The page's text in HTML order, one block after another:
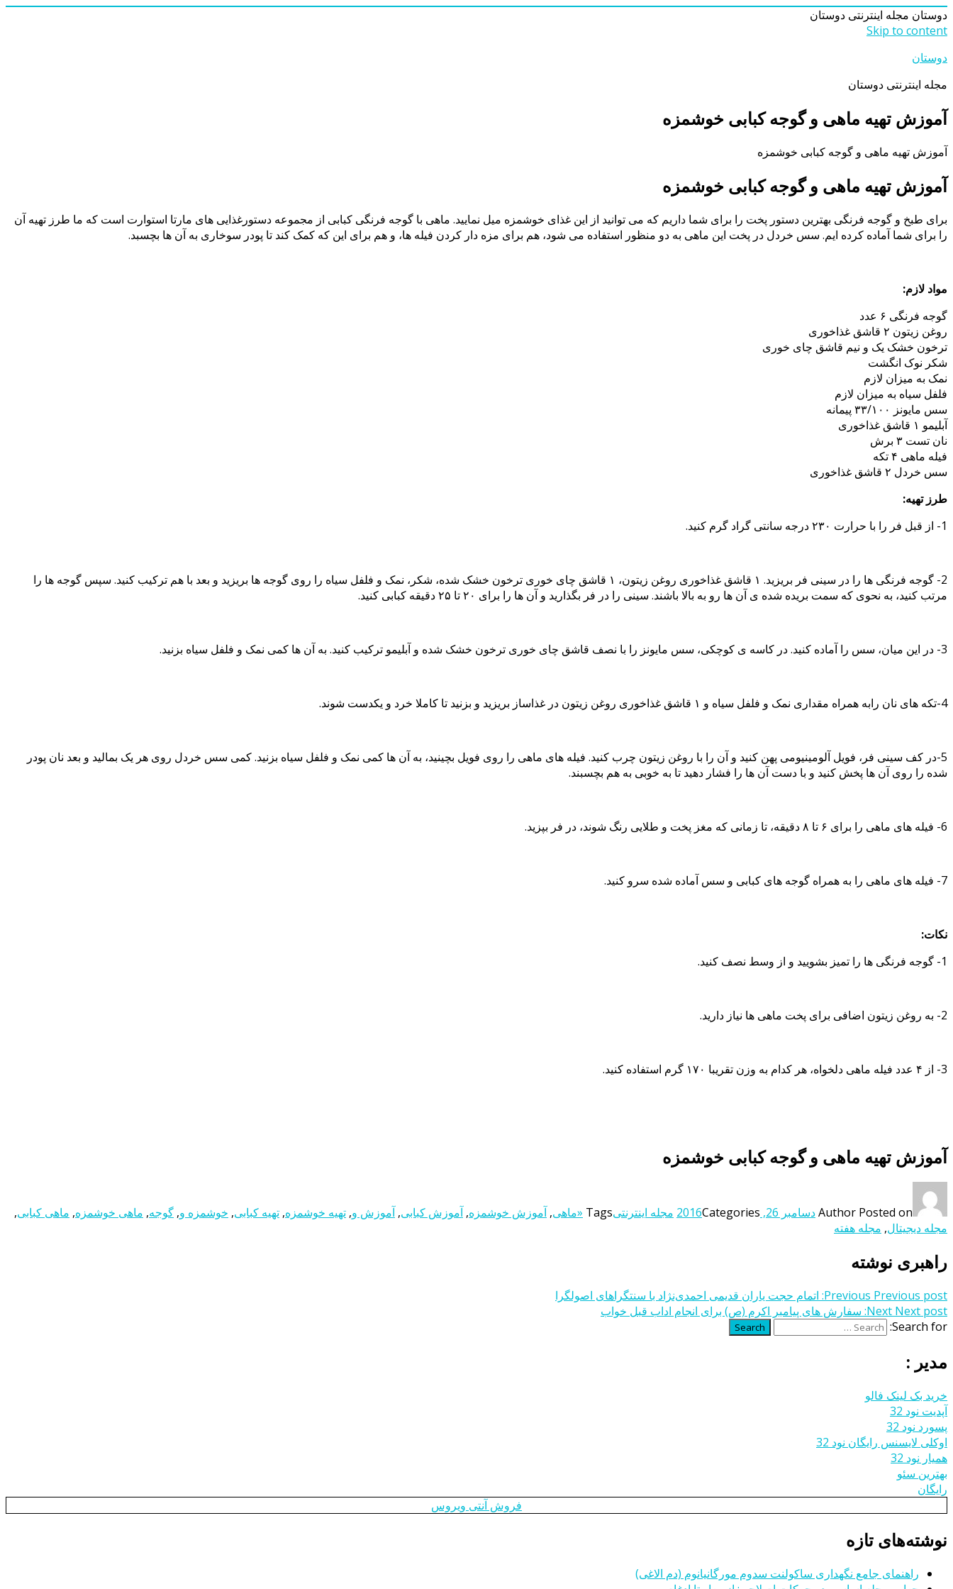
دوستان مجله اینترنتی دوستان
Skip to content
دوستان
مجله اینترنتی دوستان
آموزش تهیه ماهی و گوجه کبابی خوشمزه
آموزش تهیه ماهی و گوجه کبابی خوشمزه
آموزش تهیه ماهی و گوجه کبابی خوشمزه
برای طبخ و گوجه فرنگی بهترین دستور پخت را برای شما داریم که می توانید از این غذای خوشمزه میل نمایید. ماهی با گوجه فرنگی کبابی از مجموعه دستورغذایی های مارتا استوارت است که ما طرز تهیه آن
را برای شما آماده کرده ایم. سس خردل در پخت این ماهی به دو منظور استفاده می شود، هم برای مزه دار کردن فیله ها، و هم برای این که کمک کند تا پودر سوخاری به آن ها بچسبد.
مواد لازم:
گوجه فرنگی ۶ عدد
روغن زیتون ۲ قاشق غذاخوری
ترخون خشک یک و نیم قاشق چای خوری
شکر نوک انگشت
نمک به میزان لازم
فلفل سیاه به میزان لازم
سس مایونز ۳۳/۱۰۰ پیمانه
آبلیمو ۱ قاشق غذاخوری
نان تست ۳ برش
فیله ماهی ۴ تکه
سس خردل ۲ قاشق غذاخوری
طرز تهیه:
1- از قبل فر را با حرارت ۲۳۰ درجه سانتی گراد گرم کنید.
2- گوجه فرنگی ها را در سینی فر بریزید. ۱ قاشق غذاخوری روغن زیتون، ۱ قاشق چای خوری ترخون خشک شده، شکر، نمک و فلفل سیاه را روی گوجه ها بریزید و بعد با هم ترکیب کنید. سپس گوجه ها را
مرتب کنید، به نحوی که سمت بریده شده ی آن ها رو به بالا باشند. سینی را در فر بگذارید و آن ها را برای ۲۰ تا ۲۵ دقیقه کبابی کنید.
3- در این میان، سس را آماده کنید. در کاسه ی کوچکی، سس مایونز را با نصف قاشق چای خوری ترخون خشک شده و آبلیمو ترکیب کنید. به آن ها کمی نمک و فلفل سیاه بزنید.
4-تکه های نان رابه همراه مقداری نمک و فلفل سیاه و ۱ قاشق غذاخوری روغن زیتون در غذاساز بریزید و بزنید تا کاملا خرد و یکدست شوند.
5-در کف سینی فر، فویل آلومینیومی پهن کنید و آن را با روغن زیتون چرب کنید. فیله های ماهی را روی فویل بچینید، به آن ها کمی نمک و فلفل سیاه بزنید. کمی سس خردل روی هر یک بمالید و بعد نان پودر
شده را روی آن ها پخش کنید و با دست آن ها را فشار دهید تا به خوبی به هم بچسبند.
6- فیله های ماهی را برای ۶ تا ۸ دقیقه، تا زمانی که مغز پخت و طلایی رنگ شوند، در فر بپزید.
7- فیله های ماهی را به همراه گوجه های کبابی و سس آماده شده سرو کنید.
نکات:
1- گوجه فرنگی ها را تمیز بشویید و از وسط نصف کنید.
2- به روغن زیتون اضافی برای پخت ماهی ها نیاز دارید.
3- از ۴ عدد فیله ماهی دلخواه، هر کدام به وزن تقریبا ۱۷۰ گرم استفاده کنید.
آموزش تهیه ماهی و گوجه کبابی خوشمزه
Author Posted on دسامبر 26, 2016 Categories مجله اینترنتیTags «ماهی, آموزش خوشمزه, آموزش کبابی, آموزش و, تهیه خوشمزه, تهیه کبابی, خوشمزه و, گوجه, ماهی خوشمزه, ماهی کبابی,
مجله دیجیتال, مجله هفته
راهبری نوشته
Previous Previous post:
اتمام حجت یاران قدیمی احمدی‌نژاد با سنت‎گراهای اصولگرا
Next Next post:
سفارش های پیامبر اکرم (ص) برای انجام اداب قبل خواب
Search for:
Search
مدیر :
خرید بک لینک فالو
آپدیت نود 32
پسورد نود 32
اوکلی لایسنس رایگان نود 32
همیار نود 32
بهترین سئو
رایگان
فروش آنتی ویروس
نوشته‌های تازه
راهنمای جامع نگهداری ساکولنت سدوم مورگانیانوم (دم الاغی)